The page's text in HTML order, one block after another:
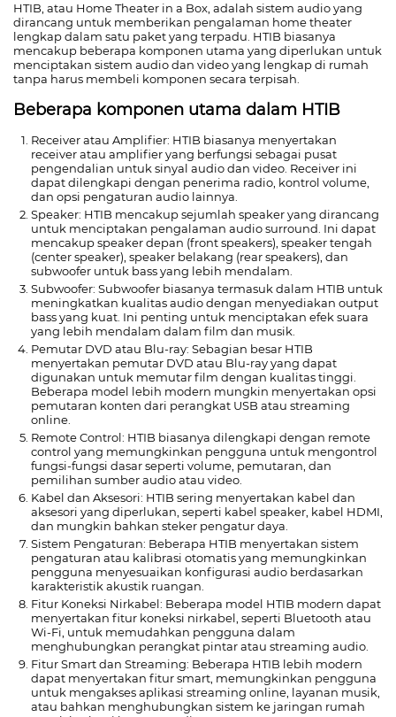
HTIB, atau Home Theater in a Box, adalah sistem audio yang
dirancang untuk memberikan pengalaman home theater
lengkap dalam satu paket yang terpadu. HTIB biasanya
mencakup beberapa komponen utama yang diperlukan untuk
menciptakan sistem audio dan video yang lengkap di rumah
tanpa harus membeli komponen secara terpisah.
Beberapa komponen utama dalam HTIB
Receiver atau Amplifier: HTIB biasanya menyertakan
receiver atau amplifier yang berfungsi sebagai pusat
pengendalian untuk sinyal audio dan video. Receiver ini
dapat dilengkapi dengan penerima radio, kontrol volume,
dan opsi pengaturan audio lainnya.
Speaker: HTIB mencakup sejumlah speaker yang dirancang
untuk menciptakan pengalaman audio surround. Ini dapat
mencakup speaker depan (front speakers), speaker tengah
(center speaker), speaker belakang (rear speakers), dan
subwoofer untuk bass yang lebih mendalam.
Subwoofer: Subwoofer biasanya termasuk dalam HTIB untuk
meningkatkan kualitas audio dengan menyediakan output
bass yang kuat. Ini penting untuk menciptakan efek suara
yang lebih mendalam dalam film dan musik.
Pemutar DVD atau Blu-ray: Sebagian besar HTIB
menyertakan pemutar DVD atau Blu-ray yang dapat
digunakan untuk memutar film dengan kualitas tinggi.
Beberapa model lebih modern mungkin menyertakan opsi
pemutaran konten dari perangkat USB atau streaming
online.
Remote Control: HTIB biasanya dilengkapi dengan remote
control yang memungkinkan pengguna untuk mengontrol
fungsi-fungsi dasar seperti volume, pemutaran, dan
pemilihan sumber audio atau video.
Kabel dan Aksesori: HTIB sering menyertakan kabel dan
aksesori yang diperlukan, seperti kabel speaker, kabel HDMI,
dan mungkin bahkan steker pengatur daya.
Sistem Pengaturan: Beberapa HTIB menyertakan sistem
pengaturan atau kalibrasi otomatis yang memungkinkan
pengguna menyesuaikan konfigurasi audio berdasarkan
karakteristik akustik ruangan.
Fitur Koneksi Nirkabel: Beberapa model HTIB modern dapat
menyertakan fitur koneksi nirkabel, seperti Bluetooth atau
Wi-Fi, untuk memudahkan pengguna dalam
menghubungkan perangkat pintar atau streaming audio.
Fitur Smart dan Streaming: Beberapa HTIB lebih modern
dapat menyertakan fitur smart, memungkinkan pengguna
untuk mengakses aplikasi streaming online, layanan musik,
atau bahkan menghubungkan sistem ke jaringan rumah